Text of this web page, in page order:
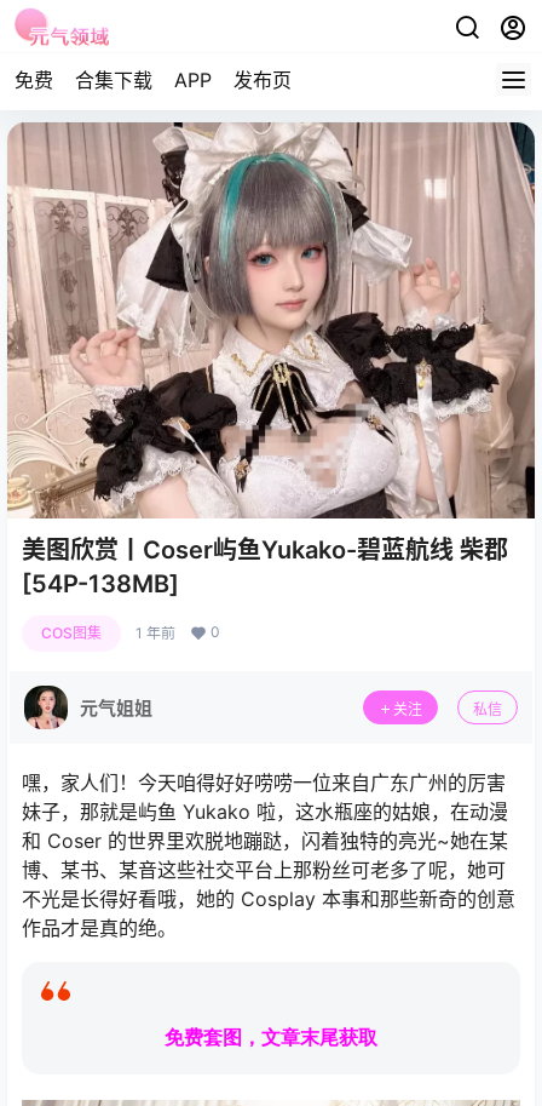
免费 合集下载 APP 发布页
美图欣赏丨Coser屿鱼Yukako-碧蓝航线 柴郡
[54P-138MB]
COS图集 1 年前 0
元气姐姐 关注 私信
嘿，家人们！今天咱得好好唠唠一位来自广东广州的厉害
妹子，那就是屿鱼 Yukako 啦，这水瓶座的姑娘，在动漫
和 Coser 的世界里欢脱地蹦跶，闪着独特的亮光~她在某
博、某书、某音这些社交平台上那粉丝可老多了呢，她可
不光是长得好看哦，她的 Cosplay 本事和那些新奇的创意
作品才是真的绝。
免费套图，文章末尾获取